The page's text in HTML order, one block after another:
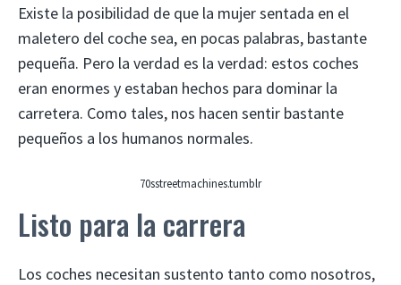
Existe la posibilidad de que la mujer sentada en el
maletero del coche sea, en pocas palabras, bastante
pequeña. Pero la verdad es la verdad: estos coches
eran enormes y estaban hechos para dominar la
carretera. Como tales, nos hacen sentir bastante
pequeños a los humanos normales.
70sstreetmachines.tumblr
Listo para la carrera
Los coches necesitan sustento tanto como nosotros,